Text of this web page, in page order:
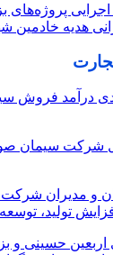
پروژه‌های
هدیه خادمین
درصدی درآمد
شرکت سیمان
و مدیران شرکت
تولید،
اربعین حسینی و